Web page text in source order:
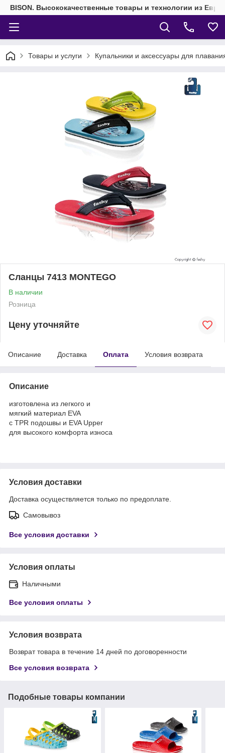
BISON. Высококачественные товары и технологии из
Товары и услуги Купальники и аксессуары для
Сланцы 7413 MONTEGO
В наличии
Розница
Цену уточняйте
Описание Доставка Оплата Условия возврата
Описание
изготовлена из легкого и
мягкий материал EVA
с TPR подошвы и EVA Upper
для высокого комфорта износа
Условия доставки
Доставка осуществляется только по предоплате.
Самовывоз
Все условия доставки
Условия оплаты
Наличными
Все условия оплаты
Условия возврата
Возврат товара в течение 14 дней по договоренности
Все условия возврата
Подобные товары компании